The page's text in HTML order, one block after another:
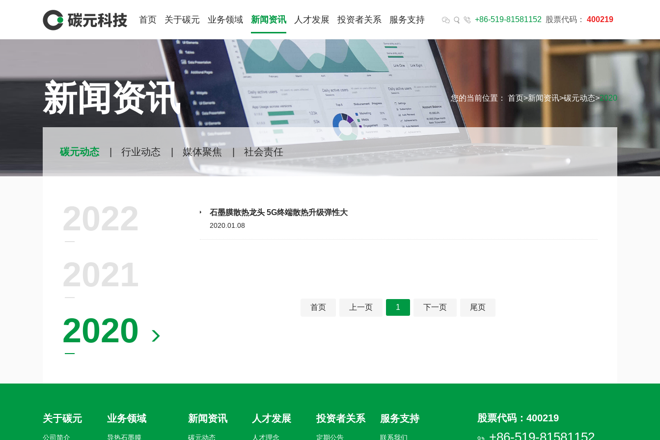
首页 关于碳元 业务领域 新闻资讯 人才发展 投资者关系 服务支持 +86-519-81581152 股票代码： 400219
新闻资讯 您的当前位置： 首页>新闻资讯>碳元动态>2020
碳元动态 行业动态 媒体聚焦 社会责任
2022
2021
2020
石墨膜散热龙头 5G终端散热升级弹性大
2020.01.08
首页 上一页 1 下一页 尾页
关于碳元
公司简介
业务领域
导热石墨膜
新闻资讯
碳元动态
人才发展
人才理念
投资者关系
定期公告
服务支持
联系我们
股票代码：400219